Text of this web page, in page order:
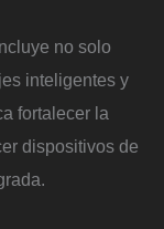
no solo
inteligentes y
fortalecer la
dispositivos de